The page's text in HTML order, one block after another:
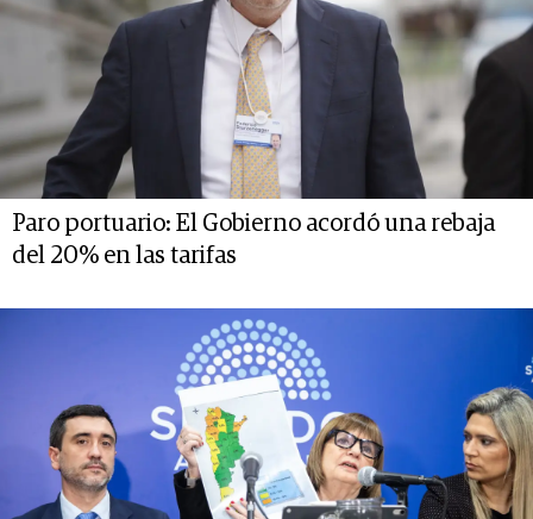
Paro portuario: El Gobierno acordó una rebaja
del 20% en las tarifas